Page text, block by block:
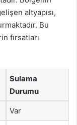
altyapısı,
Bu
fırsatları
Sulama
Durumu
Var